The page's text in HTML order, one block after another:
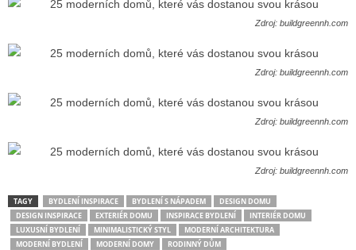
Zdroj: buildgreennh.com
Zdroj: buildgreennh.com
Zdroj: buildgreennh.com
Zdroj: buildgreennh.com
TAGY BYDLENÍ INSPIRACE BYDLENÍ S NÁPADEM
DESIGN DOMU
DESIGN INSPIRACE
EXTERIÉR DOMU INSPIRACE BYDLENÍ
INTERIÉR DOMU
LUXUSNÍ BYDLENÍ
MINIMALISTICKÝ STYL
MODERNÍ ARCHITEKTURA
MODERNÍ BYDLENÍ
MODERNÍ DOMY RODINNÝ DŮM